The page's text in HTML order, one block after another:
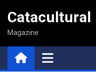
contenido
Catacultural
Magazine